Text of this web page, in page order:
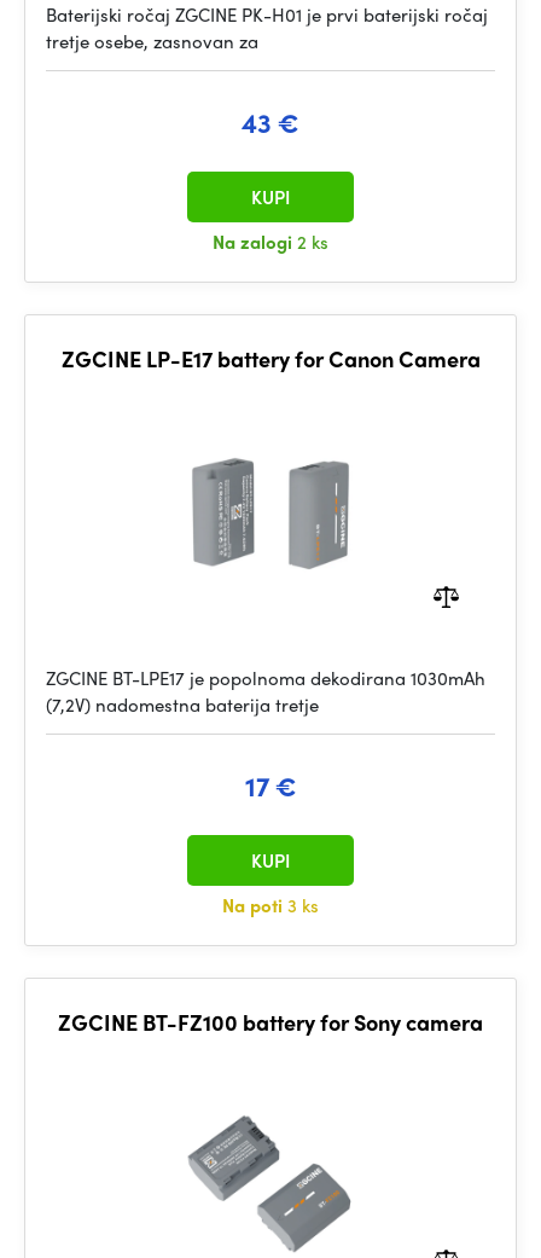
Baterijski ročaj ZGCINE PK-H01 je prvi baterijski ročaj
tretje osebe, zasnovan za
43 €
Na zalogi 2 ks
KUPI
ZGCINE LP-E17 battery for Canon Camera
ZGCINE BT-LPE17 je popolnoma dekodirana 1030mAh
(7,2V) nadomestna baterija tretje
17 €
Na poti 3 ks
KUPI
ZGCINE BT-FZ100 battery for Sony camera